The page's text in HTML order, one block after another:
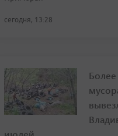
сегодня, 13:28
Более